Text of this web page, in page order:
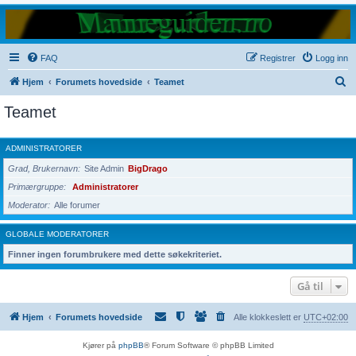
FAQ Logg inn
Registrer
Hjem Forumets hovedside Teamet
Teamet
ADMINISTRATORER
Grad, Brukernavn Site Admin BigDrago
Primærgruppe
Administratorer
Moderator
Alle forumer
GLOBALE MODERATORER
Finner ingen forumbrukere med dette søkekriteriet.
Gå til
Hjem Forumets hovedside Alle klokkeslett er UTC+02:00
Kjører på phpBB® Forum Software © phpBB Limited